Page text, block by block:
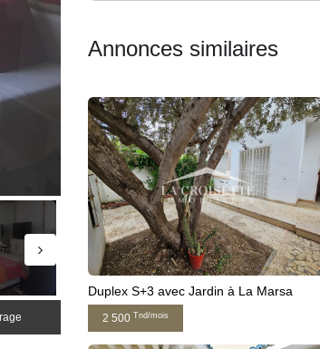
Annonces similaires
Duplex S+3 avec Jardin à La Marsa
2 500 Tnd/mois